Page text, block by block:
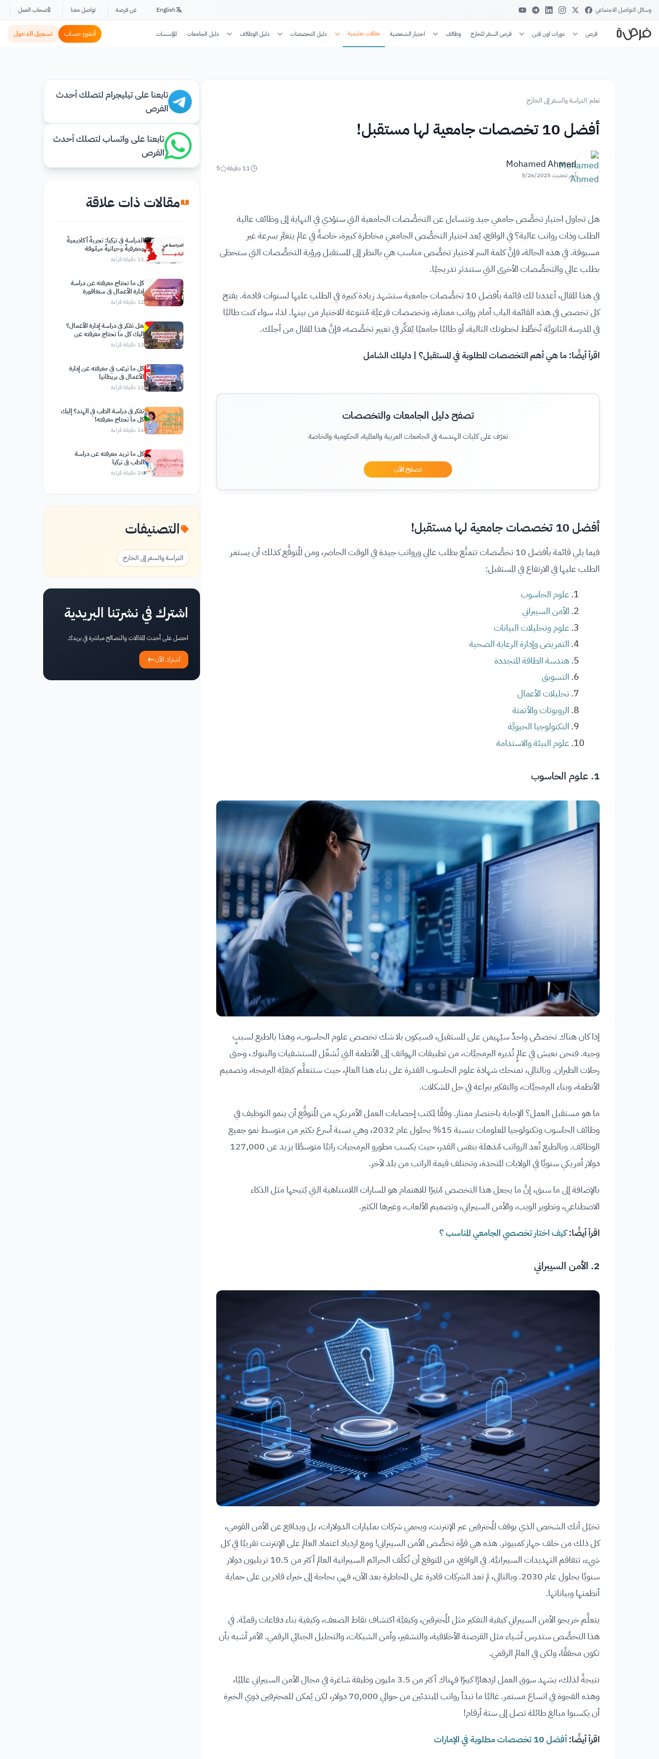
وسائل التواصل الاجتماعي English عن فرصة تواصل معنا لأصحاب العمل
فرص دورات اون لاين فرص السفر للخارج وظائف اختبار الشخصية مقالات تعليمية دليل التخصصات دليل الوظائف دليل الجامعات المؤسسات أنشئ حساب تسجيل الدخول
تعلم/الدراسة والسفر إلى الخارج
أفضل 10 تخصصات جامعية لها مستقبل!
Mohamed Ahmed
آخر تحديث 5/26/2025
11 دقيقة 5
هل تحاول اختيار تخصُّص جامعي جيد وتتساءل عن التخصُّصات الجامعية التي ستؤدي في النهاية إلى وظائف عالية
الطلب وذات رواتب عالية؟ في الواقع، يُعد اختيار التخصُّص الجامعي مخاطرة كبيرة، خاصةً في عالم يتغيَّر بسرعة غير
مسبوقة. في هذه الحالة، فإنَّ كلمة السر لاختيار تخصُّص مناسب هي بالنظر إلى المستقبل ورؤية التخصُّصات التي ستحظى
بطلب عالي والتخصُّصات الأخرى التي ستندثر تدريجيًا.
في هذا المقال، أعددنا لك قائمة بأفضل 10 تخصُّصات جامعية ستشهد زيادة كبيرة في الطلب عليها لسنوات قادمة. يفتح
كل تخصص في هذه القائمة الباب أمام رواتب ممتازة، وتخصصات فرعيَّة مُتنوعة للاختيار من بينها. لذا، سواء كنت طالبًا
في المدرسة الثانويَّة تُخطِّط لخطوتك التالية، أو طالبًا جامعيًا يُفكِّر في تغيير تخصُّصه، فإنَّ هذا المقال من أجلك.
اقرأ أيضًا:ما هي أهم التخصصات المطلوبة في المستقبل؟ | دليلك الشامل
تصفح دليل الجامعات والتخصصات
تعرّف على كليات الهندسة في الجامعات العربية والعالمية، الحكومية والخاصة
تصفح الآن
أفضل 10 تخصصات جامعية لها مستقبل!
فيما يلي قائمة بأفضل 10 تخصُّصات تتمتَّع بطلب عالي ورواتب جيدة في الوقت الحاضر، ومن المُتوقَّع كذلك أن يستمر
الطلب عليها في الارتفاع في المستقبل:
علوم الحاسوب
الأمن السيبراني
علوم وتحليلات البيانات
التمريض وإدارة الرعاية الصحية
هندسة الطاقة المتجددة
التسويق
تحليلات الأعمال
الروبوتات والأتمتة
التكنولوجيا الحيويَّة
علوم البيئة والاستدامة
1. علوم الحاسوب
إذا كان هناك تخصصٌ واحدٌ سيُهيمن على المستقبل، فسيكون بلا شك تخصص علوم الحاسوب، وهذا بالطبع لسببٍ
وجيه. فنحن نعيش في عالمٍ تُديره البرمجيَّات، من تطبيقات الهواتف إلى الأنظمة التي تُشغّل المستشفيات والبنوك، وحتى
رحلات الطيران. وبالتالي، تمنحك شهادة علوم الحاسوب القدرة على بناء هذا العالم، حيث ستتعلَّم كيفيَّة البرمجة، وتصميم
الأنظمة، وبناء البرمجيَّات، والتفكير ببراعة في حل المشكلات.
ما هو مستقبل العمل؟ الإجابة باختصار ممتاز. وفقًا لمكتب إحصاءات العمل الأمريكي، من المُتوقَّع أن ينمو التوظيف في
وظائف الحاسوب وتكنولوجيا المعلومات بنسبة 15% بحلول عام 2032، وهي نسبة أسرع بكثير من متوسط نمو جميع
الوظائف. وبالطبع تُعد الرواتب مُذهلة بنفس القدر، حيث يكسب مطورو البرمجيات راتبًا متوسطًا يزيد عن 127,000
دولار أمريكي سنويًا في الولايات المتحدة، وتختلف قيمة الراتب من بلد لآخر.
بالإضافة إلى ما سبق، إنَّ ما يجعل هذا التخصص مُثيرًا للاهتمام هو المسارات اللامتناهية التي يُتيحها مثل الذكاء
الاصطناعي، وتطوير الويب، والأمن السيبراني، وتصميم الألعاب، وغيرها الكثير.
اقرأ أيضًا:كيف اختار تخصصي الجامعي المناسب ؟
2. الأمن السيبراني
تخيّل أنك الشخص الذي يوقف المُخترقين عبر الإنترنت، ويحمي شركات بمليارات الدولارات، بل ويدافع عن الأمن القومي،
كل ذلك من خلف جهاز كمبيوتر. هذه هي قوَّة تخصُّص الأمن السيبراني! ومع ازدياد اعتماد العالم على الإنترنت تقريبًا في كل
شيء، تتفاقم التهديدات السيبرانيَّة. في الواقع، من المتوقع أن تُكلّف الجرائم السيبرانية العالم أكثر من 10.5 تريليون دولار
سنويًا بحلول عام 2030. وبالتالي، لم تعد الشركات قادرة على المخاطرة بعد الآن، فهي بحاجة إلى خبراء قادرين على حماية
أنظمتها وبياناتها.
يتعلَّم خريجو الأمن السيبراني كيفية التفكير مثل المُخترقين، وكيفيَّة اكتشاف نقاط الضعف، وكيفية بناء دفاعات رقميَّة. في
هذا التخصُّص ستدرس أشياء مثل القرصنة الأخلاقية، والتشفير، وأمن الشبكات، والتحليل الجنائي الرقمي. الأمر أشبه بأن
تكون محققًا، ولكن في العالم الرقمي.
نتيجةً لذلك، يشهد سوق العمل ازدهارًا كبيرًا فهناك أكثر من 3.5 مليون وظيفة شاغرة في مجال الأمن السيبراني عالميًا،
وهذه الفجوة في اتساع مستمر. غالبًا ما تبدأ رواتب المبتدئين من حوالي 70,000 دولار، لكن يُمكن للمحترفين ذوي الخبرة
أن يكسبوا مبالغ طائلة تصل إلى ستة أرقام!
اقرأ أيضًا:أفضل 10 تخصصات مطلوبة في الإمارات
تابعنا على تيليجرام لتصلك أحدث
الفرص
تابعنا على واتساب لتصلك أحدث
الفرص
مقالات ذات علاقة
الدراسة في تركيا: تجربةٌ أكاديميةٌ
ومعرفيةٌ وحياتيةٌ مرمُوقة
11 دقيقة قراءة
كل ما تحتاج معرفته عن دراسة
إدارة الأعمال في سنغافورة
12 دقيقة قراءة
هل تفكر في دراسة إدارة الأعمال؟
إليك كل ما تحتاج معرفته عن
الدراسة في بلجيكا
13 دقيقة قراءة
كل ما ترغب في معرفته عن إدارة
الأعمال في بريطانيا
11 دقيقة قراءة
تفكر في دراسة الطب في الهند؟ إليك
كل ما تحتاج معرفته!
16 دقيقة قراءة
كل ما تريد معرفته عن دراسة
الطب في تركيا
24 دقيقة قراءة
التصنيفات
الدراسة والسفر إلى الخارج
اشترك في نشرتنا البريدية
احصل على أحدث المقالات والنصائح مباشرة في بريدك
اشترك الآن